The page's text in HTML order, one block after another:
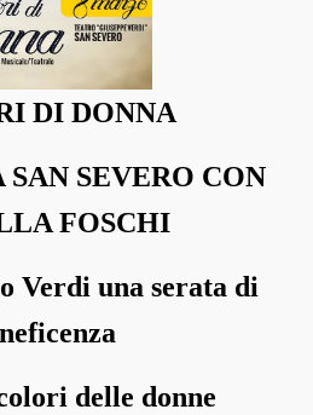
DI DONNA
SAN SEVERO CON
FOSCHI
Verdi una serata di
delle donne